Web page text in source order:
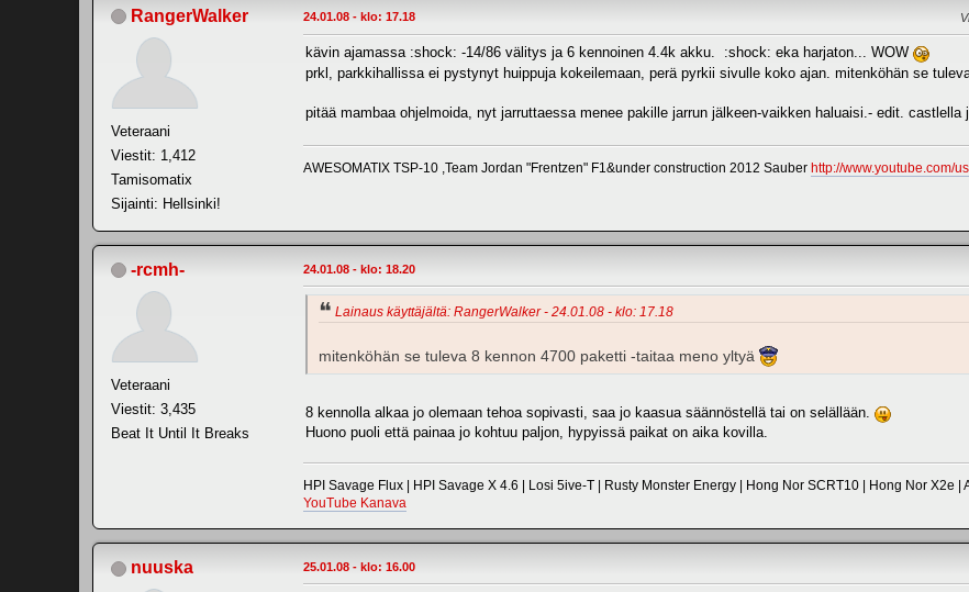
RangerWalker
Veteraani
Viestit: 1,412
Tamisomatix
Sijainti: Hellsinki!
24.01.08 - klo: 17.18
kävin ajamassa :shock: -14/86 välitys ja 6 kennoinen 4.4k akku. :shock: eka harjaton... WOW
prkl, parkkihallissa ei pystynyt huippuja kokeilemaan, perä pyrkii sivulle koko ajan. mitenköhän se
pitää mambaa ohjelmoida, nyt jarruttaessa menee pakille jarrun jälkeen-vaikken haluaisi.- edit. castlella
AWESOMATIX TSP-10 ,Team Jordan "Frentzen" F1&under construction 2012 Sauber http://www.youtube.com/
-rcmh-
Veteraani
Viestit: 3,435
Beat It Until It Breaks
24.01.08 - klo: 18.20
Lainaus käyttäjältä: RangerWalker - 24.01.08 - klo: 17.18
mitenköhän se tuleva 8 kennon 4700 paketti -taitaa meno yltyä
8 kennolla alkaa jo olemaan tehoa sopivasti, saa jo kaasua säännöstellä tai on selällään.
Huono puoli että painaa jo kohtuu paljon, hypyissä paikat on aika kovilla.
HPI Savage Flux | HPI Savage X 4.6 | Losi 5ive-T | Rusty Monster Energy | Hong Nor SCRT10 | Hong Nor X2e |
YouTube Kanava
nuuska 25.01.08 - klo: 16.00